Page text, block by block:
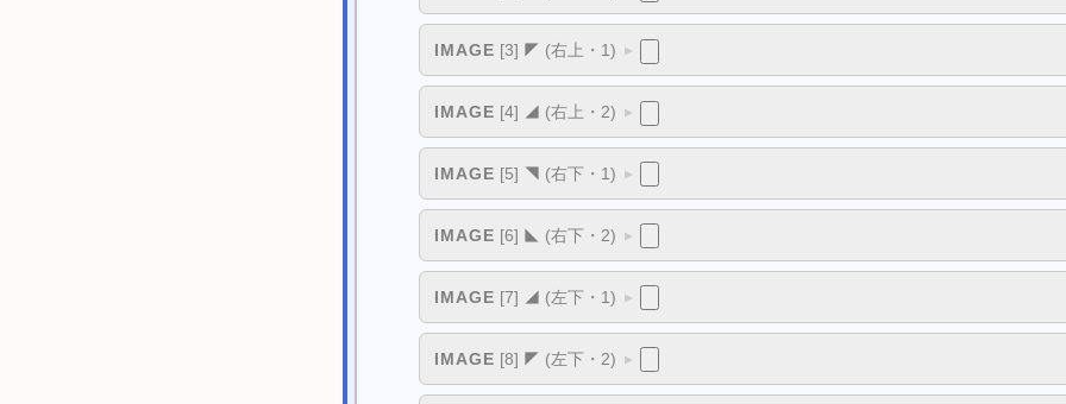
IMAGE [3] ◤ (右上・1) ▼
IMAGE [4] ◢ (右上・2) ▼
IMAGE [5] ◥ (右下・1) ▼
IMAGE [6] ◣ (右下・2) ▼
IMAGE [7] ◢ (左下・1) ▼
IMAGE [8] ◤ (左下・2) ▼